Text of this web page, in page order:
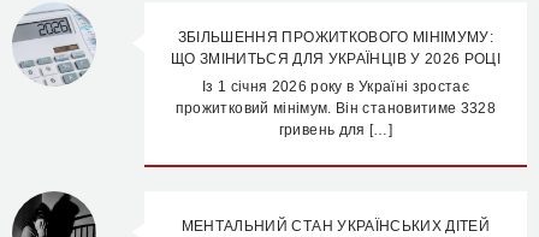
ЗБІЛЬШЕННЯ ПРОЖИТКОВОГО МІНІМУМУ:
ЩО ЗМІНИТЬСЯ ДЛЯ УКРАЇНЦІВ У 2026 РОЦІ
Із 1 січня 2026 року в Україні зростає
прожитковий мінімум. Він становитиме 3328
гривень для […]
МЕНТАЛЬНИЙ СТАН УКРАЇНСЬКИХ ДІТЕЙ